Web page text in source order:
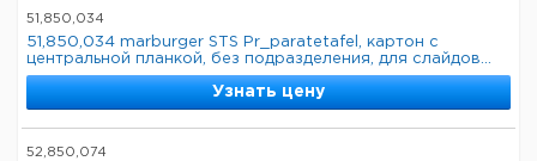
51,850,034
51,850,034 marburger STS Pr_paratetafel, картон с
центральной планкой, без подразделения, для слайдов...
Узнать цену
52,850,074